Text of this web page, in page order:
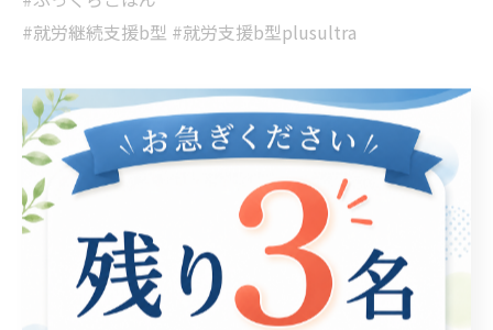
#就労継続支援b型 #就労支援b型plusultra
< 前のページ 一覧に戻る 次のページ >
関連タグ